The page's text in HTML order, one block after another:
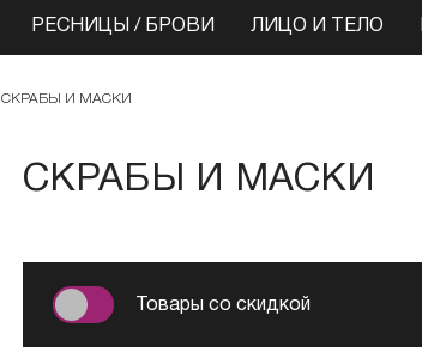
РЕСНИЦЫ / БРОВИ ЛИЦО И ТЕЛО
СКРАБЫ И МАСКИ
СКРАБЫ И МАСКИ
Товары со скидкой